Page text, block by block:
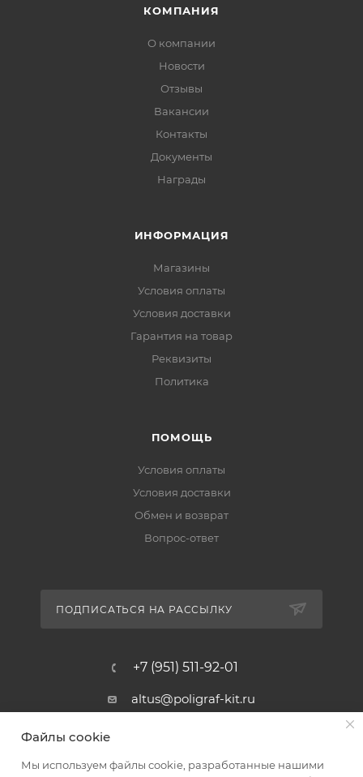
КОМПАНИЯ
О компании
Новости
Отзывы
Вакансии
Контакты
Документы
Награды
ИНФОРМАЦИЯ
Магазины
Условия оплаты
Условия доставки
Гарантия на товар
Реквизиты
Политика
ПОМОЩЬ
Условия оплаты
Условия доставки
Обмен и возврат
Вопрос-ответ
ПОДПИСАТЬСЯ НА РАССЫЛКУ
+7 (951) 511-92-01
altus@poligraf-kit.ru
Магазин-склад ТЦ "Альтус"
пос. Янтарный, Малое Зеленое
Файлы cookie
Мы используем файлы cookie, разработанные нашими